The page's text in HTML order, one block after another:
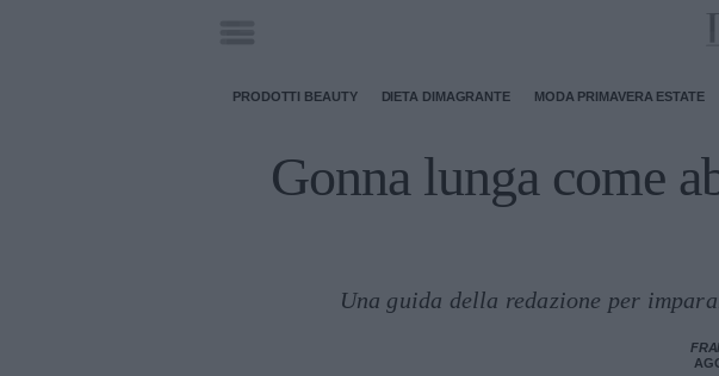
PRODOTTI BEAUTY DIETA DIMAGRANTE MODA PRIMAVERA ESTATE
Gonna lunga come
Una guida della redazione per